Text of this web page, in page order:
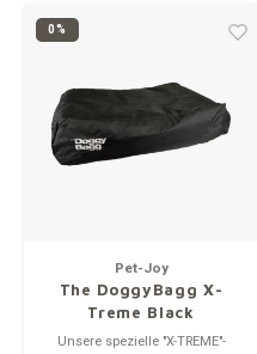
Hundekissen mit "STRONG"-
ausgelegt, I
0%
Pet-Joy
The DoggyBagg X-
Treme Black
Unsere spezielle "X-TREME"-